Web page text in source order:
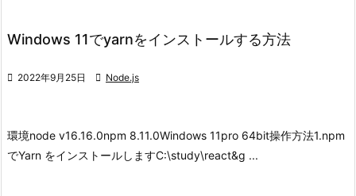
Windows 11でyarnをインストールする方法
 2022年9月25日  Node.js
環境node v16.16.0npm 8.11.0Windows 11pro 64bit操作方法1.npm
でYarn をインストールしますC:\study\react&g ...